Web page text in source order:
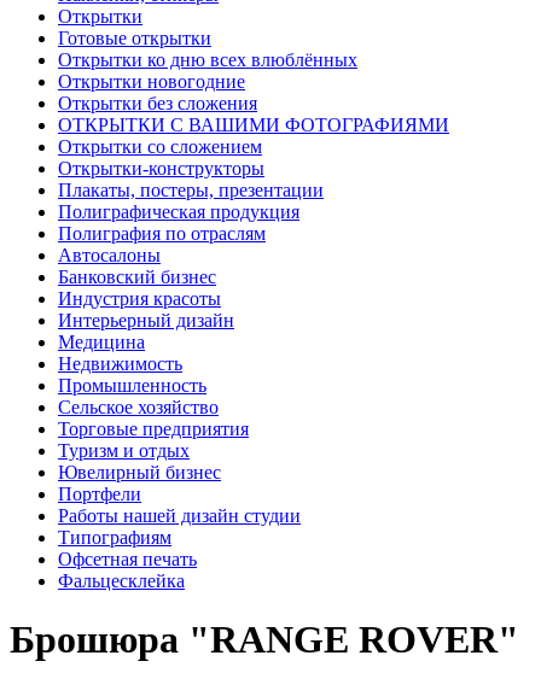
Открытки
Готовые открытки
Открытки ко дню всех влюблённых
Открытки новогодние
Открытки без сложения
ОТКРЫТКИ С ВАШИМИ ФОТОГРАФИЯМИ
Открытки со сложением
Открытки-конструкторы
Плакаты, постеры, презентации
Полиграфическая продукция
Полиграфия по отраслям
Автосалоны
Банковский бизнес
Индустрия красоты
Интерьерный дизайн
Медицина
Недвижимость
Промышленность
Сельское хозяйство
Торговые предприятия
Туризм и отдых
Ювелирный бизнес
Портфели
Работы нашей дизайн студии
Типографиям
Офсетная печать
Фальцесклейка
Брошюра "RANGE ROVER"